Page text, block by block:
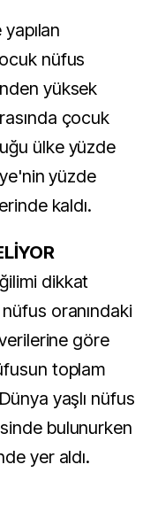
nüfus
yüksek
çocuk
ülke yüzde
yüzde
kaldı.
dikkat
oranındaki
göre
toplam
yaşlı nüfus
bulunurken
yer aldı.